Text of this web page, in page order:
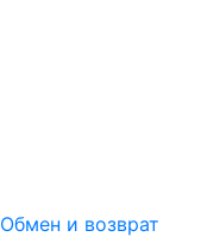
Обмен и возврат